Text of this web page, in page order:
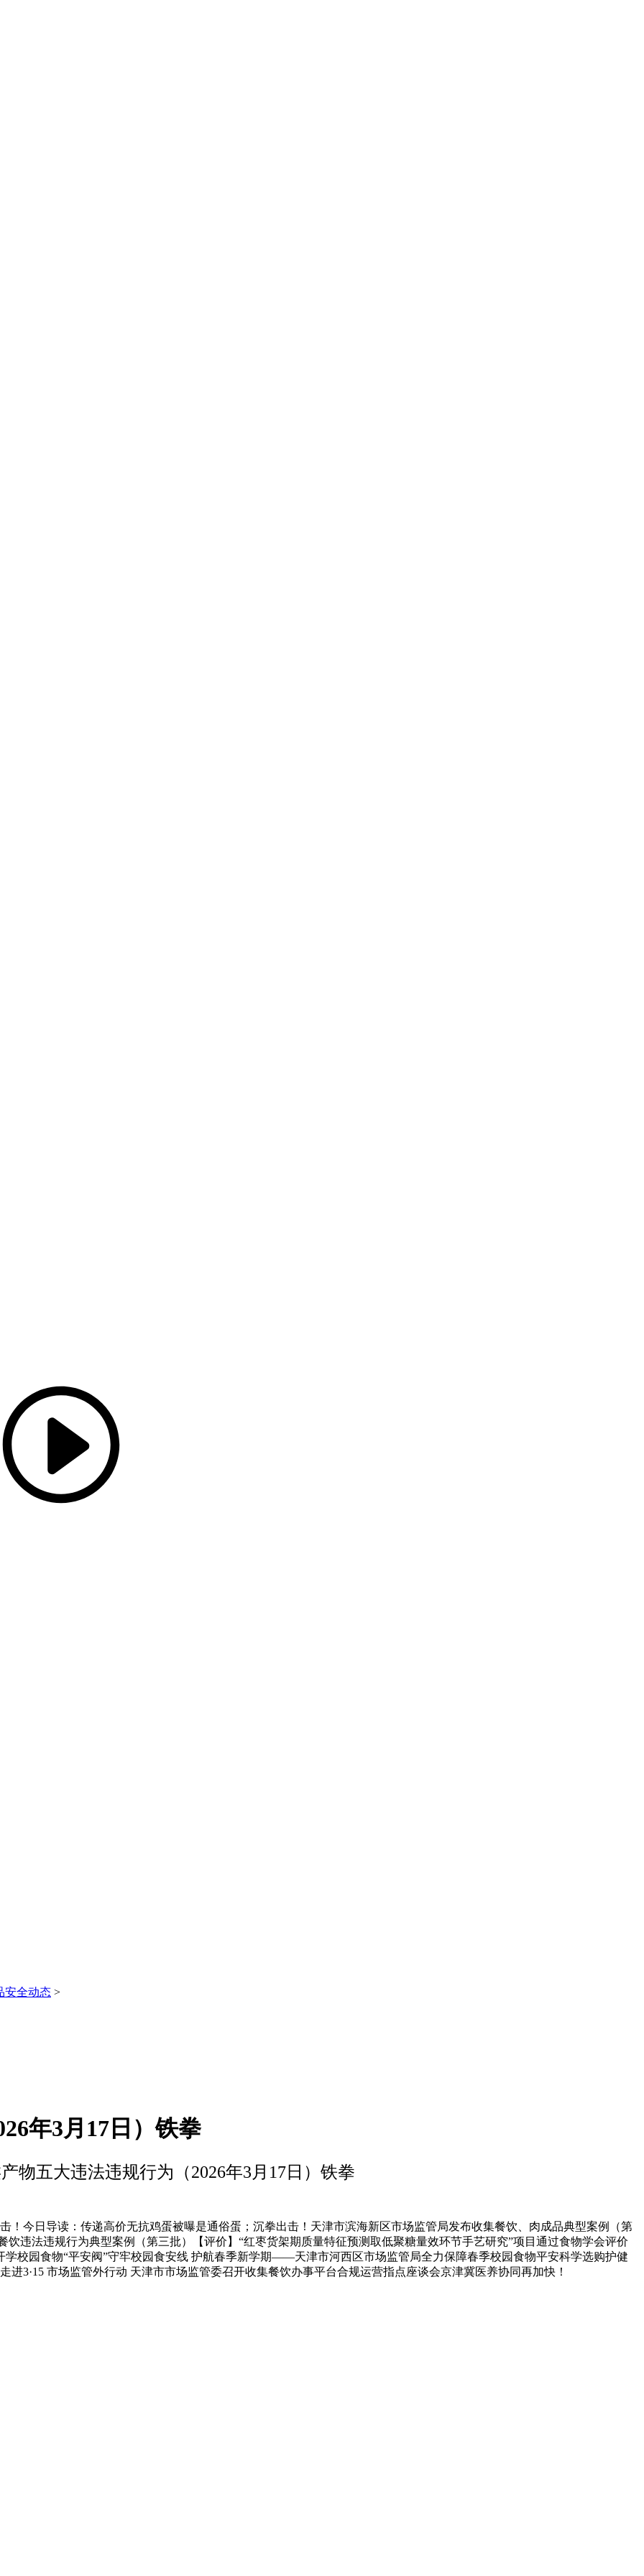
安全动态 >
年3月17日）铁拳
物五大违法违规行为（2026年3月17日）铁拳
今日导读：传递高价无抗鸡蛋被曝是通俗蛋；沉拳出击！天津市滨海新区市场监管局发布收集餐饮、肉成品典型案例（第
违法违规行为典型案例（第三批）【评价】“红枣货架期质量特征预测取低聚糖量效环节手艺研究”项目通过食物学会评价
校园食物“平安阀”守牢校园食安线 护航春季新学期——天津市河西区市场监管局全力保障春季校园食物平安科学选购护健
3·15 市场监管外行动 天津市市场监管委召开收集餐饮办事平台合规运营指点座谈会京津冀医养协同再加快！